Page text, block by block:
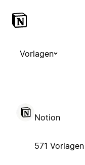
Vorlagen
Notion
571 Vorlagen